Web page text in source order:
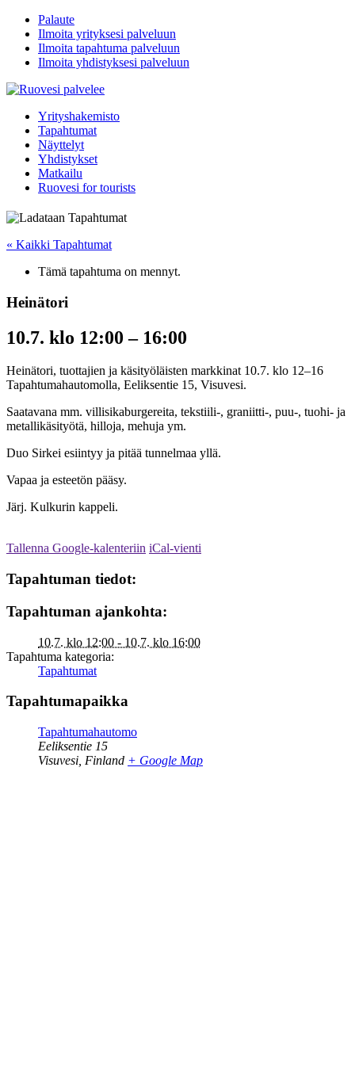
Palaute
Ilmoita yrityksesi palveluun
Ilmoita tapahtuma palveluun
Ilmoita yhdistyksesi palveluun
Yrityshakemisto
Tapahtumat
Näyttelyt
Yhdistykset
Matkailu
Ruovesi for tourists
« Kaikki Tapahtumat
Tämä tapahtuma on mennyt.
Heinätori
10.7. klo 12:00 – 16:00
Heinätori, tuottajien ja käsityöläisten markkinat 10.7. klo 12–16
Tapahtumahautomolla, Eeliksentie 15, Visuvesi.
Saatavana mm. villisikaburgereita, tekstiili-, graniitti-, puu-, tuohi- ja
metallikäsityötä, hilloja, mehuja ym.
Duo Sirkei esiintyy ja pitää tunnelmaa yllä.
Vapaa ja esteetön pääsy.
Järj. Kulkurin kappeli.
Tallenna Google-kalenteriin iCal-vienti
Tapahtuman tiedot:
Tapahtuman ajankohta:
10.7. klo 12:00 - 10.7. klo 16:00
Tapahtuma kategoria:
Tapahtumat
Tapahtumapaikka
Tapahtumahautomo
Eeliksentie 15
Visuvesi Finland + Google Map